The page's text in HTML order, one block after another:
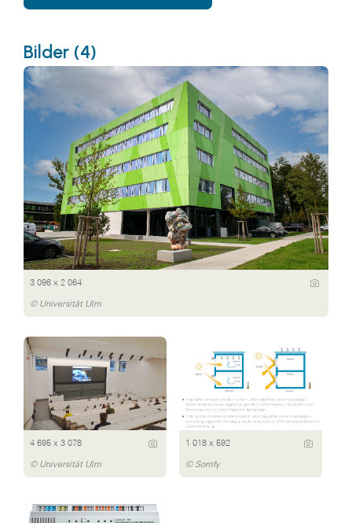
Bilder (4)
3 096 x 2 064
© Universität Ulm
4 695 x 3 078
© Universität Ulm
1 018 x 592
© Somfy